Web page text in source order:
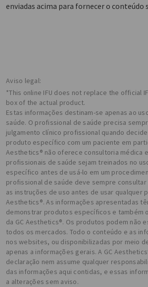
enviadas acima para fornecer o conteúdo
Aviso legal:
*This online IFU does not replace the official
box of the actual product.
Estas informações destinam-se apenas ao
saúde. O profissional de saúde precisa
julgamento clínico profissional quando
produto específico com um paciente em
Aesthetics® não oferece consultoria médica
profissionais de saúde sejam treinados no
específico antes de usá-lo em um
profissional de saúde deve sempre
as instruções de uso antes de usar qualquer
Aesthetics®. As informações apresentadas
demonstrar produtos específicos e também
da GC Aesthetics®. Os produtos podem não
todos os mercados. Todo o conteúdo e as
nos websites, ou disponibilizadas por meio
apenas a informações gerais. A GC
declaração nem assume qualquer
das informações aqui contidas, e essas
a alterações sem aviso.